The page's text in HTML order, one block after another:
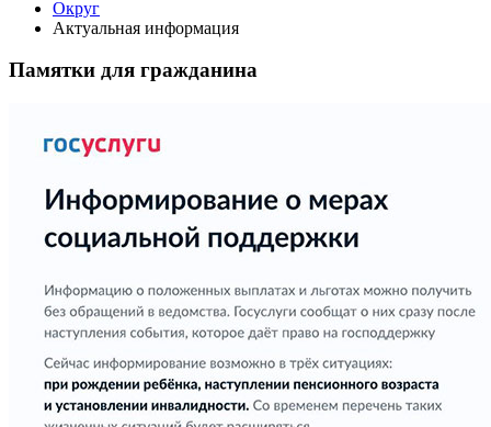
Округ
Актуальная информация
Памятки для гражданина